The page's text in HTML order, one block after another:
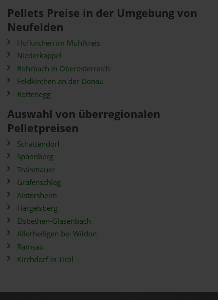
Pellets Preise in der Umgebung von
Neufelden
Hofkirchen im Mühlkreis
Niederkappel
Rohrbach in Oberösterreich
Feldkirchen an der Donau
Rottenegg
Auswahl von überregionalen
Pelletpreisen
Schattendorf
Spannberg
Traismauer
Grafenschlag
Aistersheim
Hargelsberg
Elsbethen-Glasenbach
Allerheiligen bei Wildon
Ramsau
Kirchdorf in Tirol